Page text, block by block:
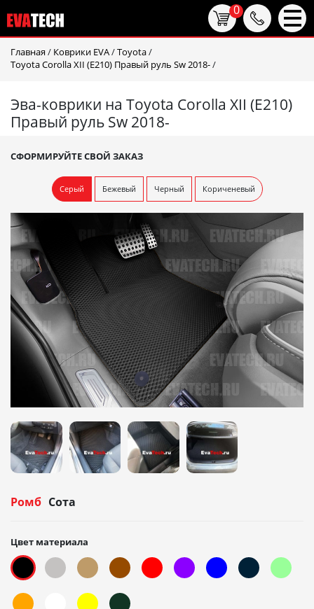
Главная / Коврики EVA/Toyota/
Toyota Corolla XII (E210) Правый руль Sw 2018-/
Эва-коврики на Toyota Corolla XII (E210)
Правый руль Sw 2018-
СФОРМИРУЙТЕ СВОЙ ЗАКАЗ
Серый Бежевый Черный Кориченевый
Ромб Сота
Цвет материала
0